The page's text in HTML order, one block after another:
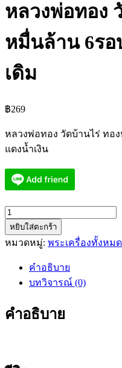
หลวงพ่อทอง
หมื่นล้าน 6รอ
เดิม
฿269
หลวงพ่อทอง วัดบ้านไร่ ทอ
แดงน้ำเงิน
จำนวน
หลวง
พ่อ
บ้านไร่
หมื่น
ลงยา
หยิบใส่ตะกร้า
หมวดหมู่: พระเครื่องทั้งหมด
คำอธิบาย
บทวิจารณ์ (0)
คำอธิบาย